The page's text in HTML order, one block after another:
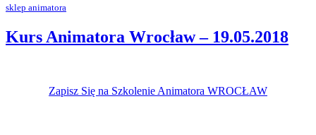
sklep animatora
Kurs Animatora Wrocław – 19.05.2018
Zapisz Się na Szkolenie Animatora WROCŁAW